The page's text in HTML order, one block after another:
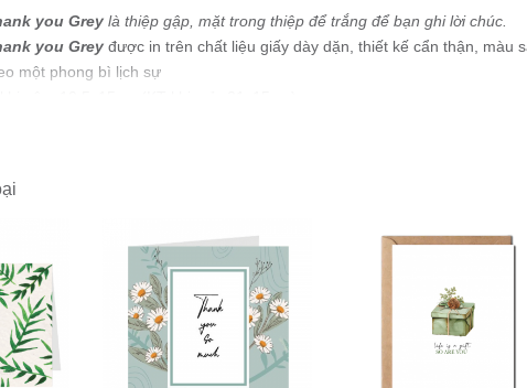
you Grey là thiệp gập, mặt trong thiệp để trắng để bạn ghi lời chúc.
you Grey được in trên chất liệu giấy dày dặn, thiết kế cẩn thận, màu
một phong bì lịch sự
you
hiệu đã được đăng ký bảo hộ bởi cục sở hữu trí tuệ
Thiệp Grey có bán tại hầu hết các nhà sách lớn và cửa hàng quà tặng
quà tặng và hỏi muaThiệpcảm ơn Thank you
hệ số điện thoại 0904147007 (zalo/viber) để được báo giá